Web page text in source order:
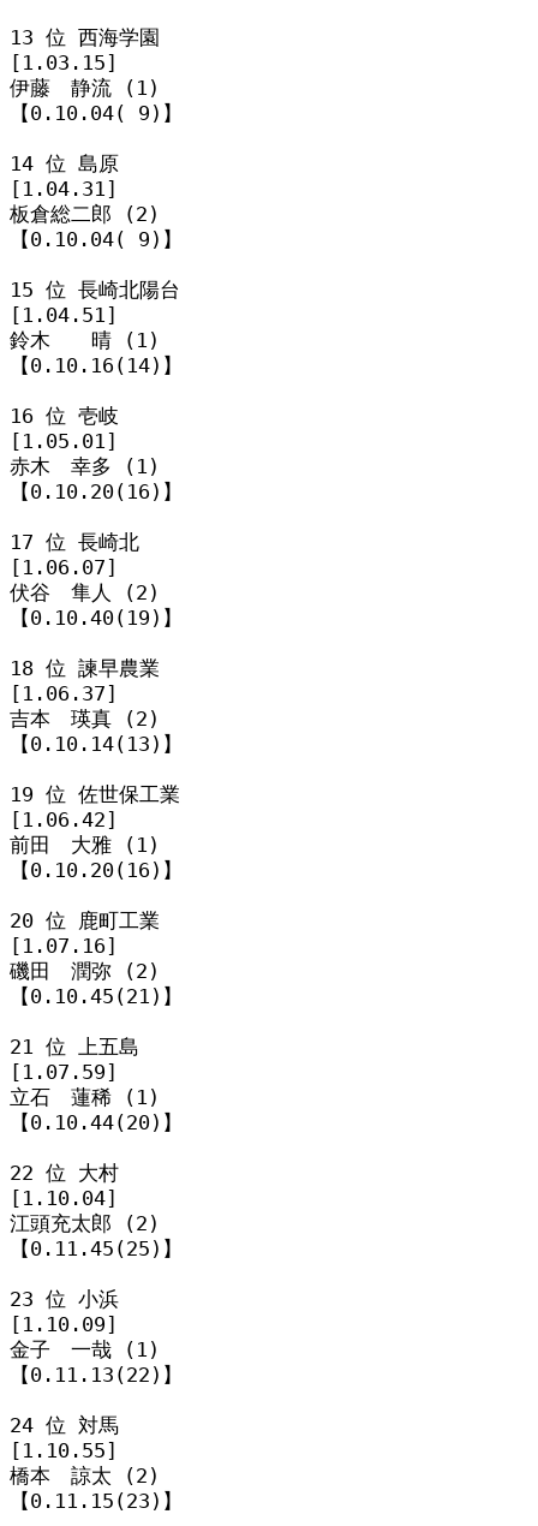
13 位 西海学園
[1.03.15]
伊藤　静流 (1)
【0.10.04( 9)】
14 位 島原
[1.04.31]
板倉総二郎 (2)
【0.10.04( 9)】
15 位 長崎北陽台
[1.04.51]
鈴木　　晴 (1)
【0.10.16(14)】
16 位 壱岐
[1.05.01]
赤木　幸多 (1)
【0.10.20(16)】
17 位 長崎北
[1.06.07]
伏谷　隼人 (2)
【0.10.40(19)】
18 位 諫早農業
[1.06.37]
吉本　瑛真 (2)
【0.10.14(13)】
19 位 佐世保工業
[1.06.42]
前田　大雅 (1)
【0.10.20(16)】
20 位 鹿町工業
[1.07.16]
磯田　潤弥 (2)
【0.10.45(21)】
21 位 上五島
[1.07.59]
立石　蓮稀 (1)
【0.10.44(20)】
22 位 大村
[1.10.04]
江頭充太郎 (2)
【0.11.45(25)】
23 位 小浜
[1.10.09]
金子　一哉 (1)
【0.11.13(22)】
24 位 対馬
[1.10.55]
橋本　諒太 (2)
【0.11.15(23)】